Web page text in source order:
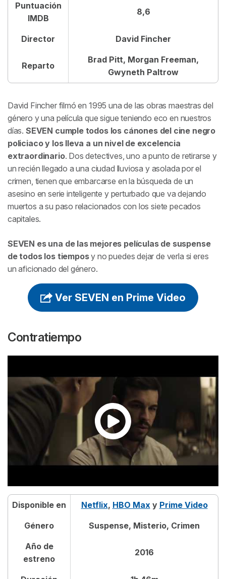
Puntuación
IMDB
8,6
Director David Fincher
Reparto
Brad Pitt, Morgan Freeman,
Gwyneth Paltrow
David Fincher filmó en 1995 una de las obras maestras del
género y una película que sigue teniendo eco en nuestros
días. SEVEN cumple todos los cánones del cine negro
policiaco y los lleva a un nivel de excelencia
extraordinario. Dos detectives, uno a punto de retirarse y
un recién llegado a una ciudad lluviosa y asolada por el
crimen, tienen que embarcarse en la búsqueda de un
asesino en serie inteligente y perturbado que va dejando
muertos a su paso relacionados con los siete pecados
capitales.
SEVEN es una de las mejores películas de suspense
de todos los tiemposy no puedes dejar de verla si eres
un aficionado del género.
Ver SEVEN en Prime Video
Contratiempo
Disponible en Netflix, HBO Maxy Prime Video
Género Suspense, Misterio, Crimen
Año de
estreno
2016